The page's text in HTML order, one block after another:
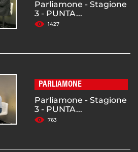
Parliamone - Stagione
3 - PUNTA...
1427
PARLIAMONE
Parliamone - Stagione
3 - PUNTA...
763